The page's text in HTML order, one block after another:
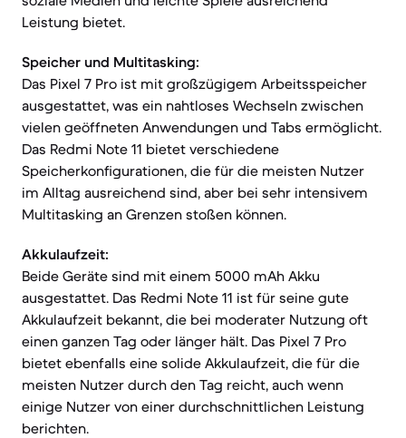
Leistung bietet.
Speicher und Multitasking:
Das Pixel 7 Pro ist mit großzügigem Arbeitsspeicher
ausgestattet, was ein nahtloses Wechseln zwischen
vielen geöffneten Anwendungen und Tabs ermöglicht.
Das Redmi Note 11 bietet verschiedene
Speicherkonfigurationen, die für die meisten Nutzer
im Alltag ausreichend sind, aber bei sehr intensivem
Multitasking an Grenzen stoßen können.
Akkulaufzeit:
Beide Geräte sind mit einem 5000 mAh Akku
ausgestattet. Das Redmi Note 11 ist für seine gute
Akkulaufzeit bekannt, die bei moderater Nutzung oft
einen ganzen Tag oder länger hält. Das Pixel 7 Pro
bietet ebenfalls eine solide Akkulaufzeit, die für die
meisten Nutzer durch den Tag reicht, auch wenn
einige Nutzer von einer durchschnittlichen Leistung
berichten.